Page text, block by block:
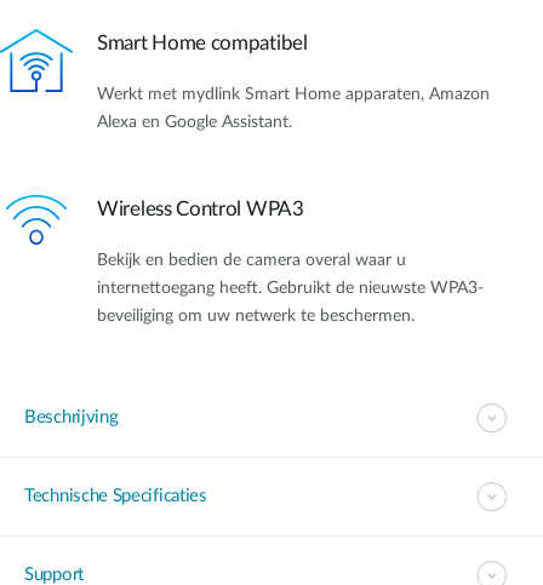
Smart Home compatibel
Werkt met mydlink Smart Home apparaten, Amazon
Alexa en Google Assistant.
Wireless Control WPA3
Bekijk en bedien de camera overal waar u
internettoegang heeft. Gebruikt de nieuwste WPA3-
beveiliging om uw netwerk te beschermen.
Beschrijving
Technische Specificaties
Support